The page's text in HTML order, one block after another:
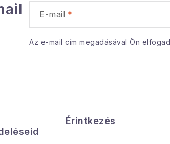
E-mail
Az e-mail cím megadásával Ön
Érintkezés